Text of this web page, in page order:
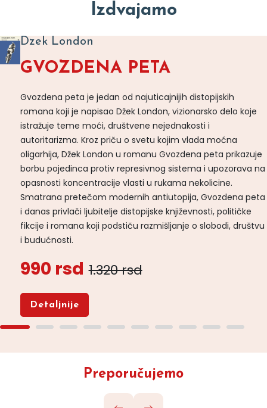
Izdvajamo
Dzek London
GVOZDENA PETA
Gvozdena peta je jedan od najuticajnijih distopijskih
romana koji je napisao Džek London, vizionarsko delo koje
istražuje teme moći, društvene nejednakosti i
autoritarizma. Kroz priču o svetu kojim vlada moćna
oligarhija, Džek London u romanu Gvozdena peta prikazuje
borbu pojedinca protiv represivnog sistema i upozorava na
opasnosti koncentracije vlasti u rukama nekolicine.
Smatrana pretečom modernih antiutopija, Gvozdena peta
i danas privlači ljubitelje distopijske književnosti, političke
fikcije i romana koji podstiču razmišljanje o slobodi, društvu
i budućnosti.
990 rsd 1.320 rsd
Detaljnije
Preporučujemo